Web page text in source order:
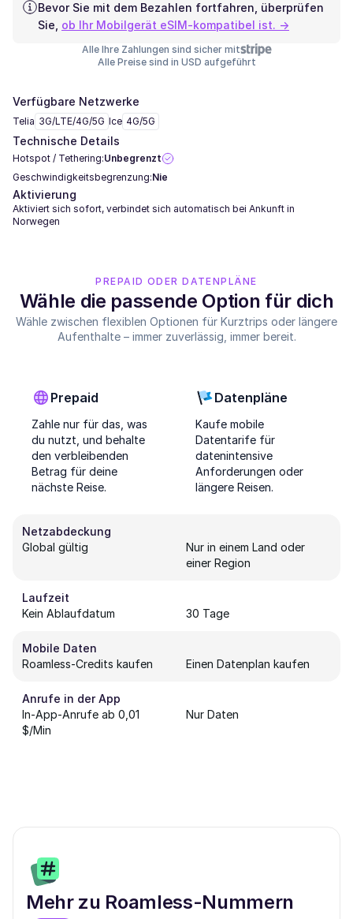
Bevor Sie mit dem Bezahlen fortfahren, überprüfen
Sie, ob Ihr Mobilgerät eSIM-kompatibel ist. →
Alle Ihre Zahlungen sind sicher mit
Alle Preise sind in USD aufgeführt
Verfügbare Netzwerke
Telia 3G/LTE/4G/5G Ice 4G/5G
Technische Details
Hotspot / Tethering:Unbegrenzt
Geschwindigkeitsbegrenzung:Nie
Aktivierung
Aktiviert sich sofort, verbindet sich automatisch bei Ankunft in
Norwegen
PREPAID ODER DATENPLÄNE
Wähle die passende Option für dich
Wähle zwischen flexiblen Optionen für Kurztrips oder längere
Aufenthalte – immer zuverlässig, immer bereit.
Prepaid
Zahle nur für das, was
du nutzt, und behalte
den verbleibenden
Betrag für deine
nächste Reise.
Datenpläne
Kaufe mobile
Datentarife für
datenintensive
Anforderungen oder
längere Reisen.
Netzabdeckung
Global gültig
Nur in einem Land oder
einer Region
Laufzeit
Kein Ablaufdatum
30 Tage
Mobile Daten
Roamless-Credits kaufen
Einen Datenplan kaufen
Anrufe in der App
In-App-Anrufe ab 0,01
$/Min
Nur Daten
Mehr zu Roamless-Nummern